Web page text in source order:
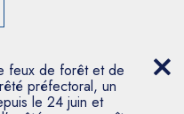
feux de forêt et de
préfectoral, un
le 24 juin et